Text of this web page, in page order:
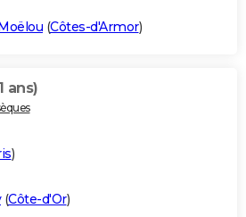
(Côtes-d'Armor)
ans)
)
(Côte-d'Or)